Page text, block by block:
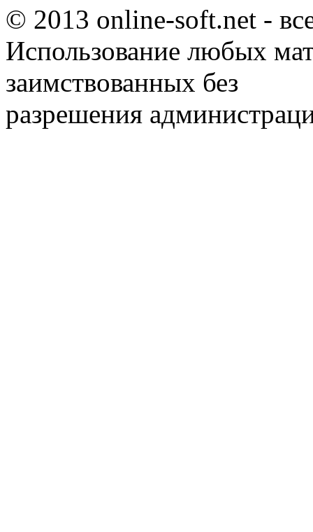
© 2013 online-soft.net -
Использование любых
заимствованных без
разрешения